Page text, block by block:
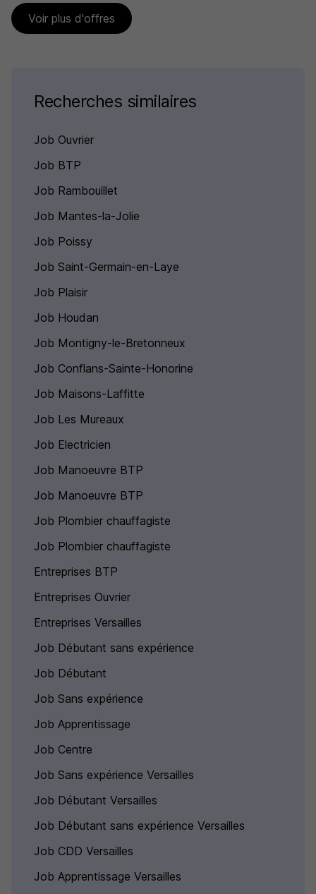
Voir plus d'offres
Recherches similaires
Job Ouvrier
Job BTP
Job Rambouillet
Job Mantes-la-Jolie
Job Poissy
Job Saint-Germain-en-Laye
Job Plaisir
Job Houdan
Job Montigny-le-Bretonneux
Job Conflans-Sainte-Honorine
Job Maisons-Laffitte
Job Les Mureaux
Job Electricien
Job Manoeuvre BTP
Job Manoeuvre BTP
Job Plombier chauffagiste
Job Plombier chauffagiste
Entreprises BTP
Entreprises Ouvrier
Entreprises Versailles
Job Débutant sans expérience
Job Débutant
Job Sans expérience
Job Apprentissage
Job Centre
Job Sans expérience Versailles
Job Débutant Versailles
Job Débutant sans expérience Versailles
Job CDD Versailles
Job Apprentissage Versailles